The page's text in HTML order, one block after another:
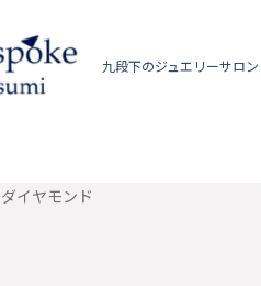
九段下のジュエリーサロン